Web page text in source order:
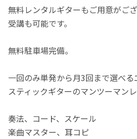
無料レンタルギターもご用意がご
受講も可能です。
無料駐車場完備。
一回のみ単発から月3回まで選べ
スティックギターのマンツーマンレ
奏法、コード、スケール
楽曲マスター、耳コピ